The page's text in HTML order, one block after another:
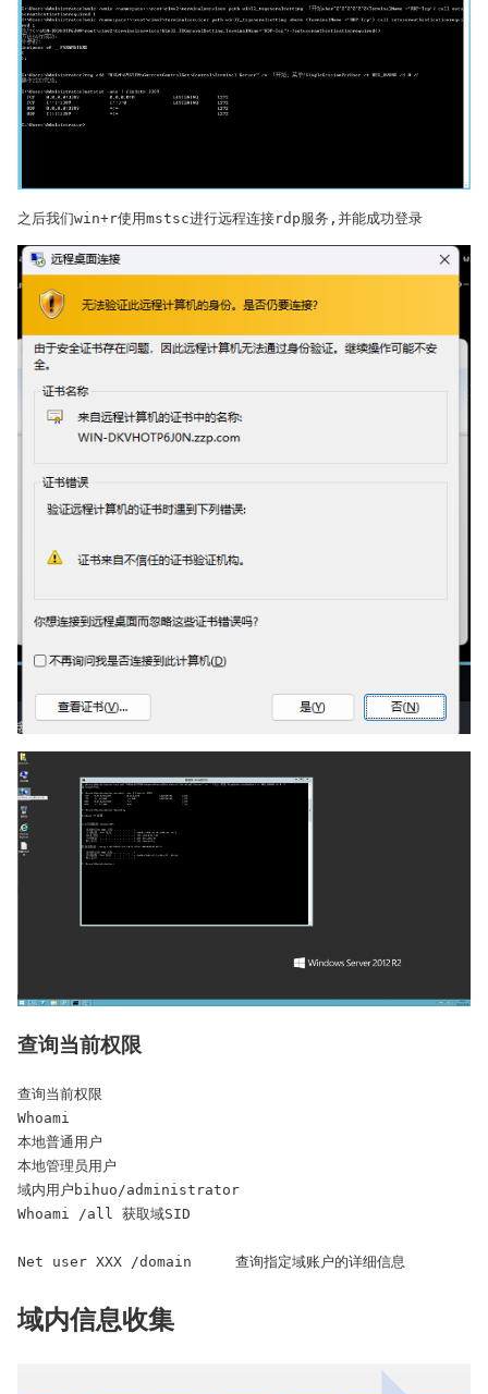
之后我们win+r使用mstsc进行远程连接rdp服务,并能成功登录
查询当前权限
查询当前权限
Whoami
本地普通用户
本地管理员用户
域内用户bihuo/administrator
Whoami /all 获取域SID
Net user XXX /domain     查询指定域账户的详细信息
域内信息收集